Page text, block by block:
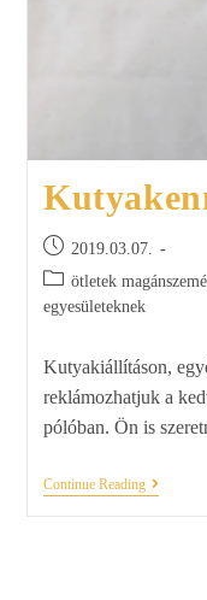
2019.03.07.
ötletek
egyesületeknek
Kutyakiállításon,
reklámozhatjuk a
pólóban. Ön is
Continue Reading